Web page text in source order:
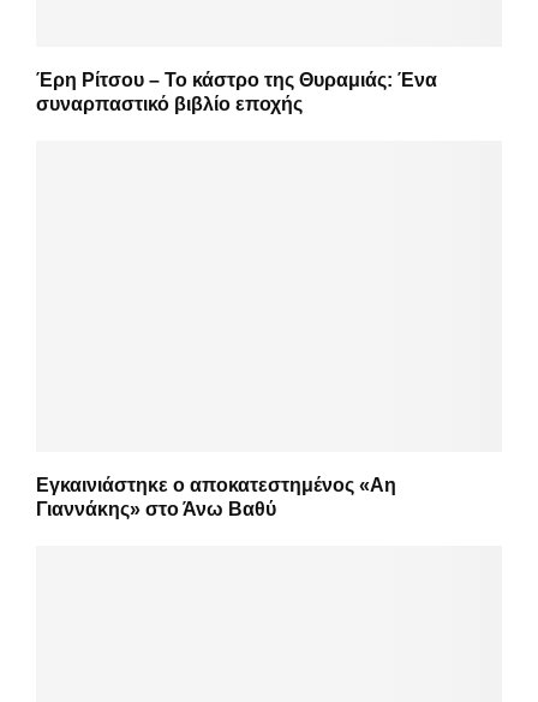
Έρη Ρίτσου – Το κάστρο της Θυραμιάς: Ένα
συναρπαστικό βιβλίο εποχής
Εγκαινιάστηκε ο αποκατεστημένος «Αη
Γιαννάκης» στο Άνω Βαθύ